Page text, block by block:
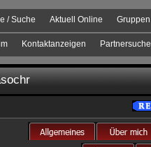
Gruppen
Aktuell Online
/ Suche
Partnersuche
Kontaktanzeigen